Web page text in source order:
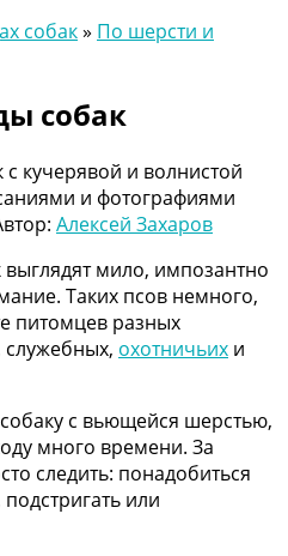
собак» По шерсти и
собак
кучерявой и волнистой
и фотографиями
Алексей Захаров
мило, импозантно
Таких псов немного,
питомцев разных
служебных, охотничьих и
с вьющейся шерстью,
много времени. За
следить: понадобиться
или